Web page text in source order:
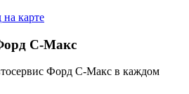
карте
С-Макс
Форд С-Макс в каждом